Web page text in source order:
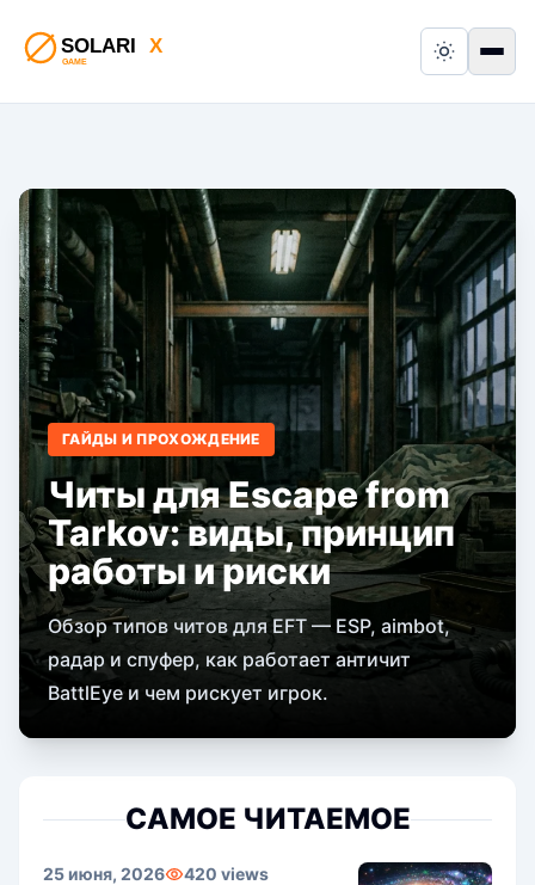
Switch to
ГАЙДЫ И ПРОХОЖДЕНИЕ
Читы для Escape from
Tarkov: виды, принцип
работы и риски
Обзор типов читов для EFT — ESP, aimbot,
радар и спуфер, как работает античит
BattlEye и чем рискует игрок.
САМОЕ ЧИТАЕМОЕ
25 июня, 2026 420 views